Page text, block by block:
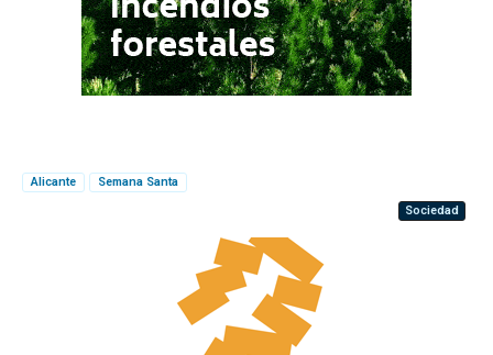
Alicante
Semana Santa
Sociedad